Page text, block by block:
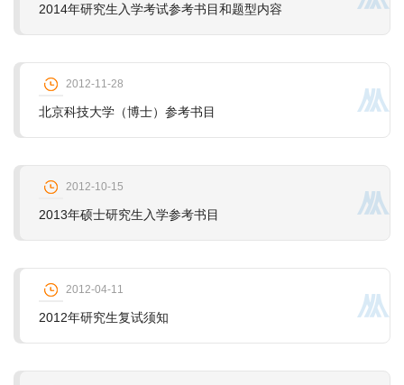
2014年研究生入学考试参考书目和题型内容
2012-11-28
北京科技大学（博士）参考书目
2012-10-15
2013年硕士研究生入学参考书目
2012-04-11
2012年研究生复试须知